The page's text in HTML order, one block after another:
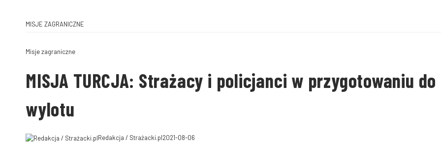
MISJE ZAGRANICZNE
Misje zagraniczne
MISJA TURCJA: Strażacy i policjanci w przygotowaniu do
wylotu
Redakcja / Strażacki.pl2021-08-06